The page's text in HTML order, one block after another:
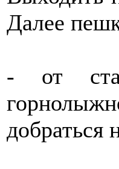
Далее
- от